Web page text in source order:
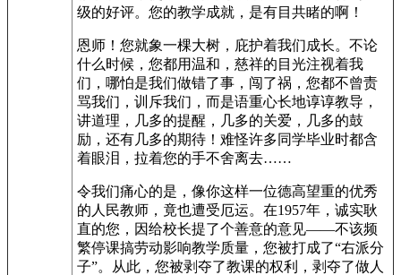
级的好评。您的教学成就，是有目共睹的啊！
恩师！您就象一棵大树，庇护着我们成长。不论
什么时候，您都用温和，慈祥的目光注视着我
们，哪怕是我们做错了事，闯了祸，您都不曾责
骂我们，训斥我们，而是语重心长地谆谆教导，
讲道理，几多的提醒，几多的关爱，几多的鼓
励，还有几多的期待！难怪许多同学毕业时都含
着眼泪，拉着您的手不舍离去……
令我们痛心的是，像你这样一位德高望重的优秀
的人民教师，竟也遭受厄运。在1957年，诚实耿
直的您，因给校长提了个善意的意见——不该频
繁停课搞劳动影响教学质量，您被打成了“右派分
子”。从此，您被剥夺了教课的权利，剥夺了做人